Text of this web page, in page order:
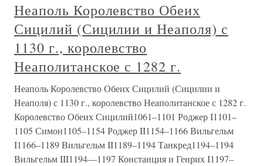
Неаполь Королевство Обеих
Сицилий (Сицилии и Неаполя) с
1130 г., королевство
Неаполитанское с 1282 г.
Неаполь Королевство Обеих Сицилий (Сицилии и
Неаполя) с 1130 г., королевство Неаполитанское с 1282 г.
Королевство Обеих Сицилий1061–1101 Роджер I1101–
1105 Симон1105–1154 Роджер II1154–1166 Вильгельм
I1166–1189 Вильгельм II1189–1194 Танкред1194–1194
Вильгельм III1194—1197 Констанция и Генрих I1197–